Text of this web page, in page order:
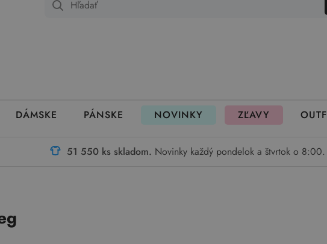
Ako fungujú rezervácie
DÁMSKE PÁNSKE NOVINKY ZĽAVY
51 550 ks skladom. Novinky každý pondelok a štvrtok o 8:00.